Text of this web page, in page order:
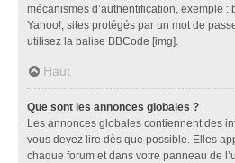
mécanismes d’authentification, exemple :
Yahoo!, sites protégés par un mot de
utilisez la balise BBCode [img].
Haut
Que sont les annonces globales ?
Les annonces globales contiennent des
vous devez lire dès que possible. Elles
chaque forum et dans votre panneau de